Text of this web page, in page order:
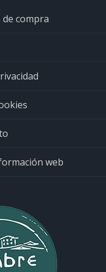
compra
web